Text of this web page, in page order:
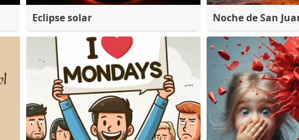
Eclipse solar Noche de San